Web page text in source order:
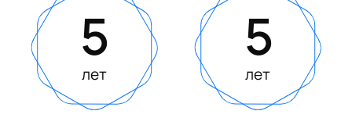
5
лет
5
лет